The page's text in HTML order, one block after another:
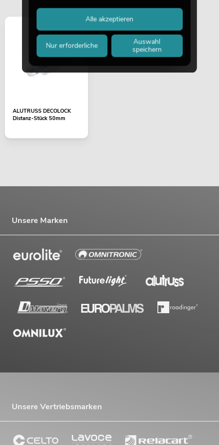
ALUTRUSS DECOLOCK
Distanz-Stück 50mm
Unsere Marken
Unsere Vertriebsmarken
Nur erforderliche
Auswahl
speichern
Alle akzeptieren